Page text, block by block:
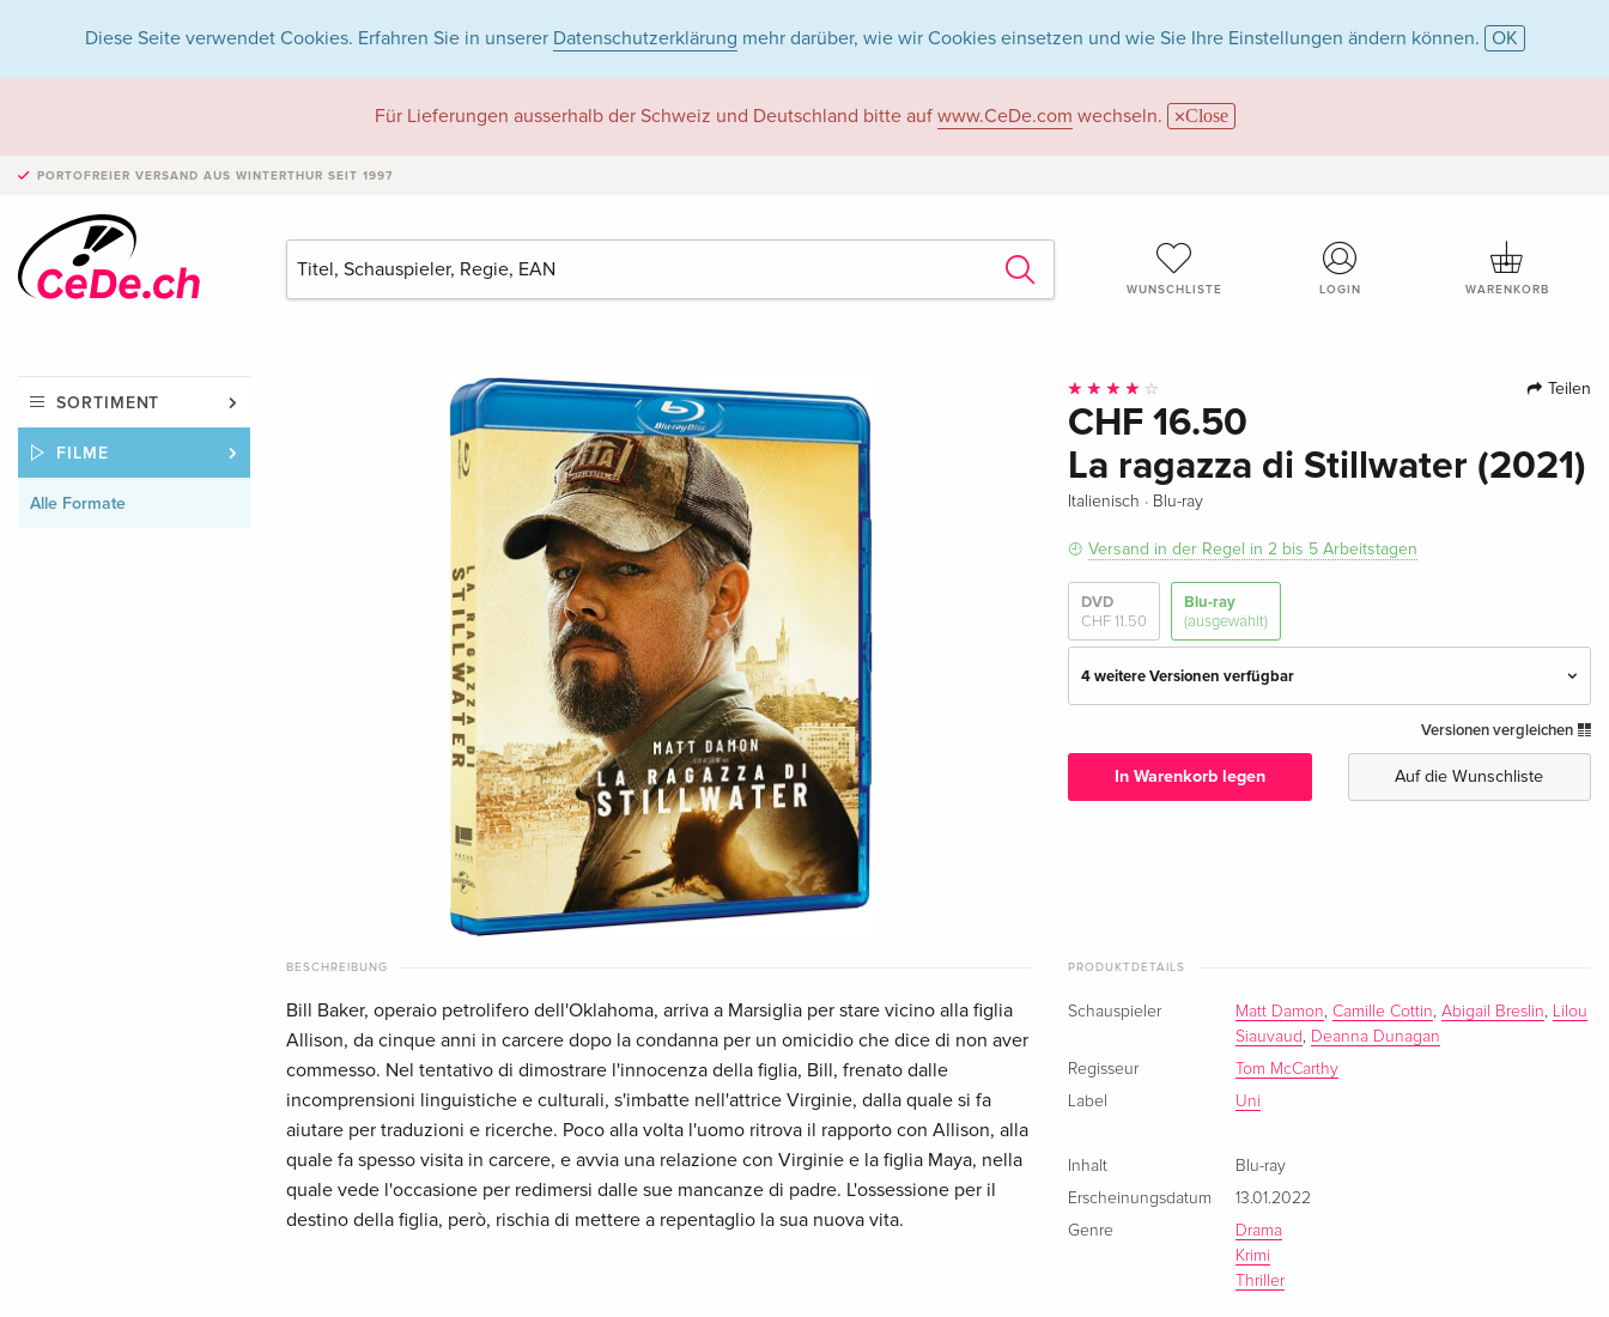
Diese Seite verwendet Cookies. Erfahren Sie in unserer Datenschutzerklärung mehr darüber, wie wir Cookies einsetzen und wie Sie Ihre Einstellungen ändern können. OK
Für Lieferungen ausserhalb der Schweiz und Deutschland bitte auf www.CeDe.com wechseln. Close
PORTOFREIER VERSAND AUS WINTERTHUR SEIT 1997
WUNSCHLISTE LOGIN WARENKORB
SORTIMENT
FILME
Alle Formate
Teilen
CHF 16.50
La ragazza di Stillwater (2021)
Italienisch · Blu-ray
Versand in der Regel in 2 bis 5 Arbeitstagen
DVD
CHF 11.50
Blu-ray
(ausgewählt)
4 weitere Versionen verfügbar
Deutsch
CHF 13.50
Französisch
Standard Edition — (ausgewählt)
Versionen vergleichen
In Warenkorb legen Auf die Wunschliste
BESCHREIBUNG
Bill Baker, operaio petrolifero dell'Oklahoma, arriva a Marsiglia per stare vicino alla figlia
Allison, da cinque anni in carcere dopo la condanna per un omicidio che dice di non aver
commesso. Nel tentativo di dimostrare l'innocenza della figlia, Bill, frenato dalle
incomprensioni linguistiche e culturali, s'imbatte nell'attrice Virginie, dalla quale si fa
aiutare per traduzioni e ricerche. Poco alla volta l'uomo ritrova il rapporto con Allison, alla
quale fa spesso visita in carcere, e avvia una relazione con Virginie e la figlia Maya, nella
quale vede l'occasione per redimersi dalle sue mancanze di padre. L'ossessione per il
destino della figlia, però, rischia di mettere a repentaglio la sua nuova vita.
PRODUKTDETAILS
Schauspieler Matt Damon,Camille Cottin,Abigail Breslin, Lilou
Siauvaud , Deanna Dunagan
Regisseur
Tom McCarthy
Label
Uni
Inhalt
Blu-ray
Erscheinungsdatum
13.01.2022
Genre
Drama
Krimi
Thriller